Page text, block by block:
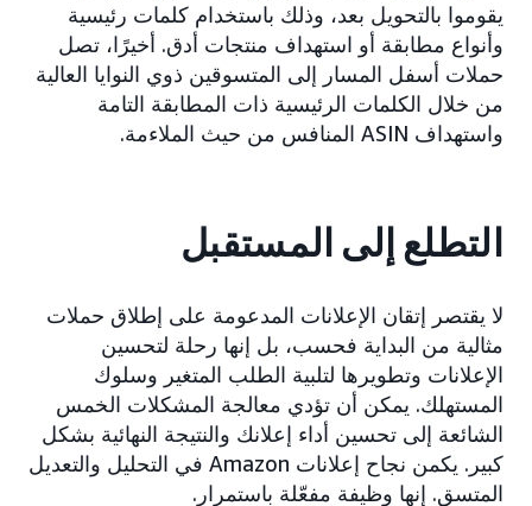
يقوموا بالتحويل بعد، وذلك باستخدام كلمات رئيسية
وأنواع مطابقة أو استهداف منتجات أدق. أخيرًا، تصل
حملات أسفل المسار إلى المتسوقين ذوي النوايا العالية
من خلال الكلمات الرئيسية ذات المطابقة التامة
واستهداف ASIN المنافس من حيث الملاءمة.
التطلع إلى المستقبل
لا يقتصر إتقان الإعلانات المدعومة على إطلاق حملات
مثالية من البداية فحسب، بل إنها رحلة لتحسين
الإعلانات وتطويرها لتلبية الطلب المتغير وسلوك
المستهلك. يمكن أن تؤدي معالجة المشكلات الخمس
الشائعة إلى تحسين أداء إعلانك والنتيجة النهائية بشكل
كبير. يكمن نجاح إعلانات Amazon في التحليل والتعديل
المتسق. إنها وظيفة مفعّلة باستمرار.